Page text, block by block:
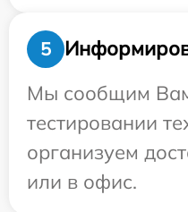
5
Мы сообщим
тестировании
организуем
или в офис.